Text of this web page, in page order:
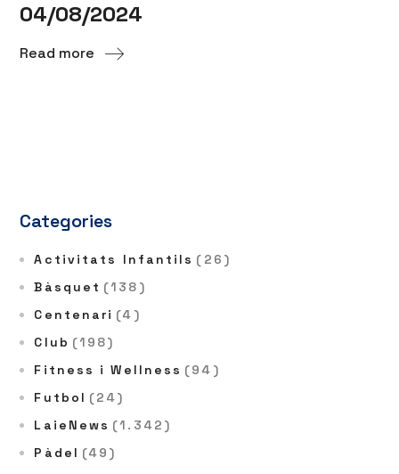
04/08/2024
Read more
Categories
Activitats Infantils (26)
Bàsquet (138)
Centenari (4)
Club (198)
Fitness i Wellness (94)
Futbol (24)
LaieNews (1.342)
Pàdel (49)